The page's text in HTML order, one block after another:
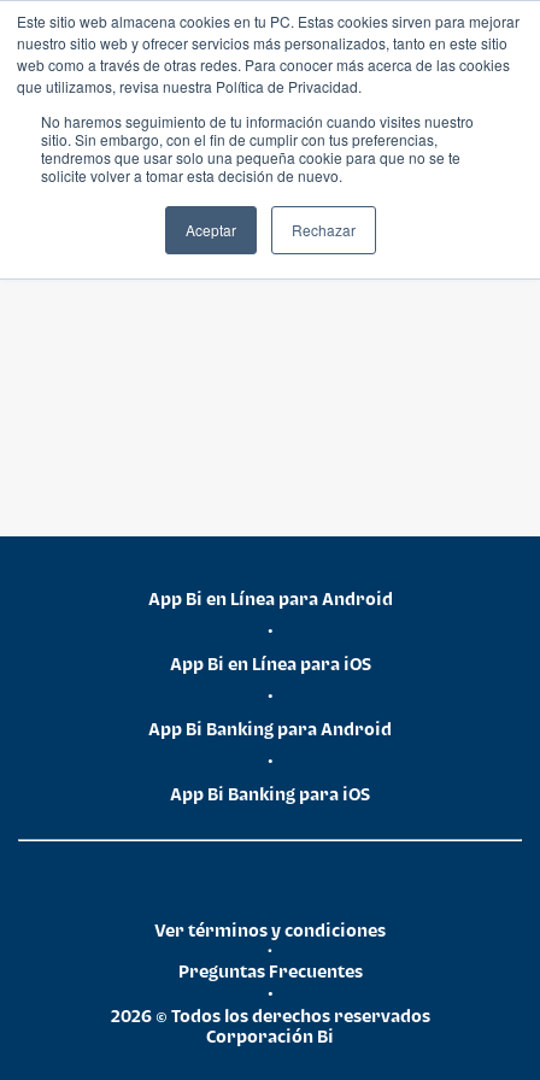
Este sitio web almacena cookies en tu PC. Estas cookies sirven para mejorar
nuestro sitio web y ofrecer servicios más personalizados, tanto en este sitio
web como a través de otras redes. Para conocer más acerca de las cookies
que utilizamos, revisa nuestra Política de Privacidad.
No haremos seguimiento de tu información cuando visites nuestro
sitio. Sin embargo, con el fin de cumplir con tus preferencias,
tendremos que usar solo una pequeña cookie para que no se te
solicite volver a tomar esta decisión de nuevo.
Aceptar Rechazar
App Bi en Línea para Android
•
App Bi en Línea para iOS
•
App Bi Banking para Android
•
App Bi Banking para iOS
2026 © Todos los derechos reservados
Corporación Bi
•
Preguntas Frecuentes
•
Ver términos y condiciones